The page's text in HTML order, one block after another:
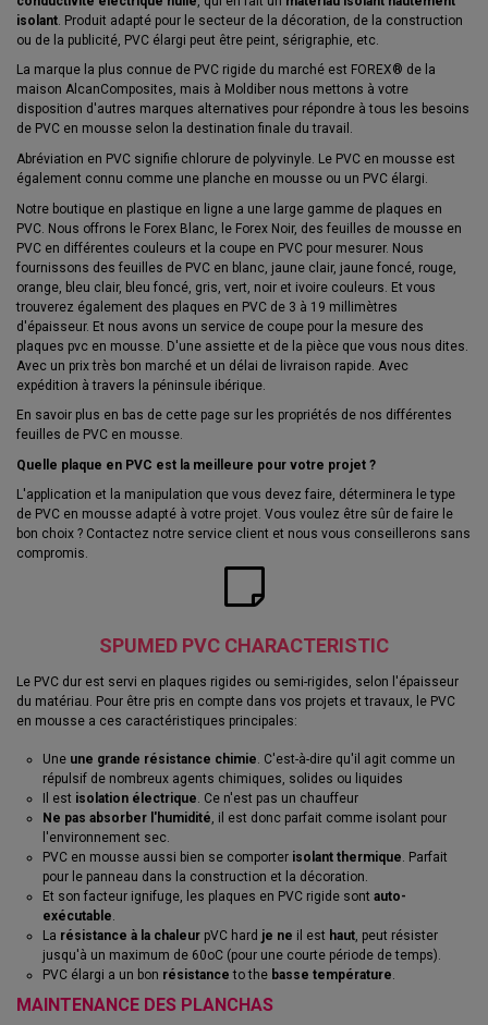
isolant. Produit adapté pour le secteur de la décoration, de la construction
ou de la publicité, PVC élargi peut être peint, sérigraphie, etc.
La marque la plus connue de PVC rigide du marché est FOREX® de la
maison AlcanComposites, mais à Moldiber nous mettons à votre
disposition d'autres marques alternatives pour répondre à tous les besoins
de PVC en mousse selon la destination finale du travail.
Abréviation en PVC signifie chlorure de polyvinyle. Le PVC en mousse est
également connu comme une planche en mousse ou un PVC élargi.
Notre boutique en plastique en ligne a une large gamme de plaques en
PVC. Nous offrons le Forex Blanc, le Forex Noir, des feuilles de mousse en
PVC en différentes couleurs et la coupe en PVC pour mesurer. Nous
fournissons des feuilles de PVC en blanc, jaune clair, jaune foncé, rouge,
orange, bleu clair, bleu foncé, gris, vert, noir et ivoire couleurs. Et vous
trouverez également des plaques en PVC de 3 à 19 millimètres
d'épaisseur. Et nous avons un service de coupe pour la mesure des
plaques pvc en mousse. D'une assiette et de la pièce que vous nous dites.
Avec un prix très bon marché et un délai de livraison rapide. Avec
expédition à travers la péninsule ibérique.
En savoir plus en bas de cette page sur les propriétés de nos différentes
feuilles de PVC en mousse.
Quelle plaque en PVC est la meilleure pour votre projet ?
L'application et la manipulation que vous devez faire, déterminera le type
de PVC en mousse adapté à votre projet. Vous voulez être sûr de faire le
bon choix ? Contactez notre service client et nous vous conseillerons sans
compromis.
SPUMED PVC CHARACTERISTIC
Le PVC dur est servi en plaques rigides ou semi-rigides, selon l'épaisseur
du matériau. Pour être pris en compte dans vos projets et travaux, le PVC
en mousse a ces caractéristiques principales:
Une une grande résistance chimie. C'est-à-dire qu'il agit comme un
répulsif de nombreux agents chimiques, solides ou liquides
Il est isolation électrique. Ce n'est pas un chauffeur
Ne pas absorber l'humidité, il est donc parfait comme isolant pour
l'environnement sec.
PVC en mousse aussi bien se comporter isolant thermique. Parfait
pour le panneau dans la construction et la décoration.
Et son facteur ignifuge, les plaques en PVC rigide sont auto-
exécutable.
La résistance à la chaleur pVC hard je ne il est haut, peut résister
jusqu'à un maximum de 60oC (pour une courte période de temps).
PVC élargi a un bon résistance to the basse température.
MAINTENANCE DES PLANCHAS